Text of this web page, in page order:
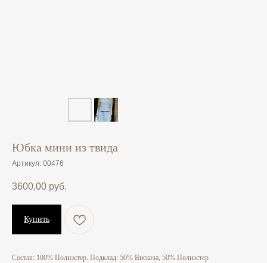
Юбка мини из твида
Артикул: 00476
3600,00 руб.
Купить
Состав: 100% Полиэстер. Подклад: 50% Вискоза, 50% Полиэстер